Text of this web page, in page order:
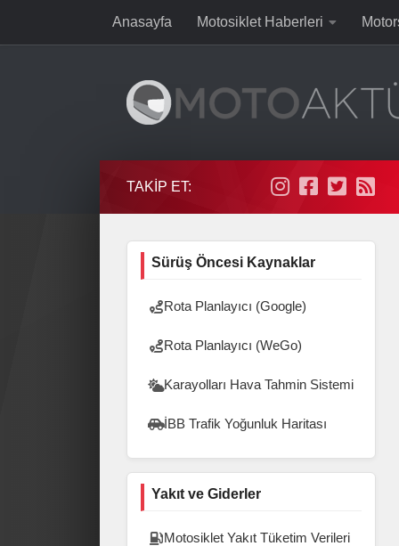
Skip to contentAnasayfa Motosiklet Haberleri
TAKIP ET:
Sürüş Öncesi Kaynaklar
Rota Planlayıcı (Google)
Rota Planlayıcı (WeGo)
Karayolları Hava Tahmin Sistemi
İBB Trafik Yoğunluk Haritası
Yakıt ve Giderler
Motosiklet Yakıt Tüketim Verileri